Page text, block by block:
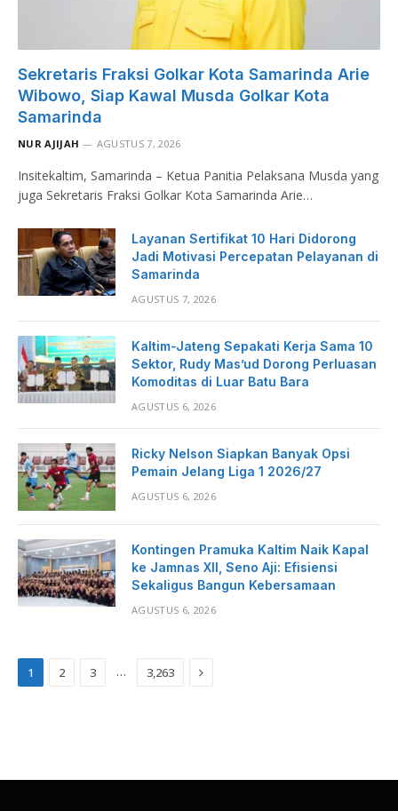
Sekretaris Fraksi Golkar Kota Samarinda Arie
Wibowo, Siap Kawal Musda Golkar Kota
Samarinda
NUR AJIJAH AGUSTUS 7, 2026
Insitekaltim, Samarinda – Ketua Panitia Pelaksana Musda yang
juga Sekretaris Fraksi Golkar Kota Samarinda Arie…
Layanan Sertifikat 10 Hari Didorong
Jadi Motivasi Percepatan Pelayanan di
Samarinda
AGUSTUS 7, 2026
Kaltim-Jateng Sepakati Kerja Sama 10
Sektor, Rudy Mas’ud Dorong Perluasan
Komoditas di Luar Batu Bara
AGUSTUS 6, 2026
Ricky Nelson Siapkan Banyak Opsi
Pemain Jelang Liga 1 2026/27
AGUSTUS 6, 2026
Kontingen Pramuka Kaltim Naik Kapal
ke Jamnas XII, Seno Aji: Efisiensi
Sekaligus Bangun Kebersamaan
AGUSTUS 6, 2026
1 2 3 … 3,263 Next